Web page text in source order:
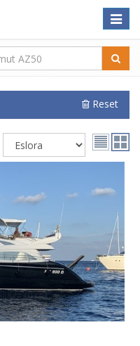
Toggle
Reset